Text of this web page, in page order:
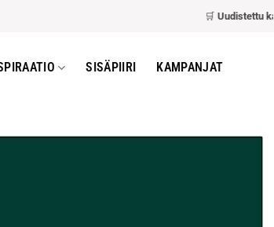
Uudistettu kassa
SISÄPIIRI KAMPANJAT